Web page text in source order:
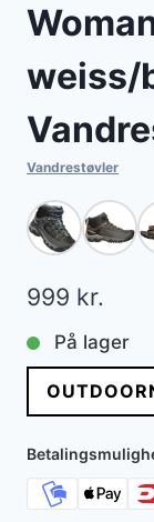
weiss/
Vandrestøvler
999 kr.
På lager